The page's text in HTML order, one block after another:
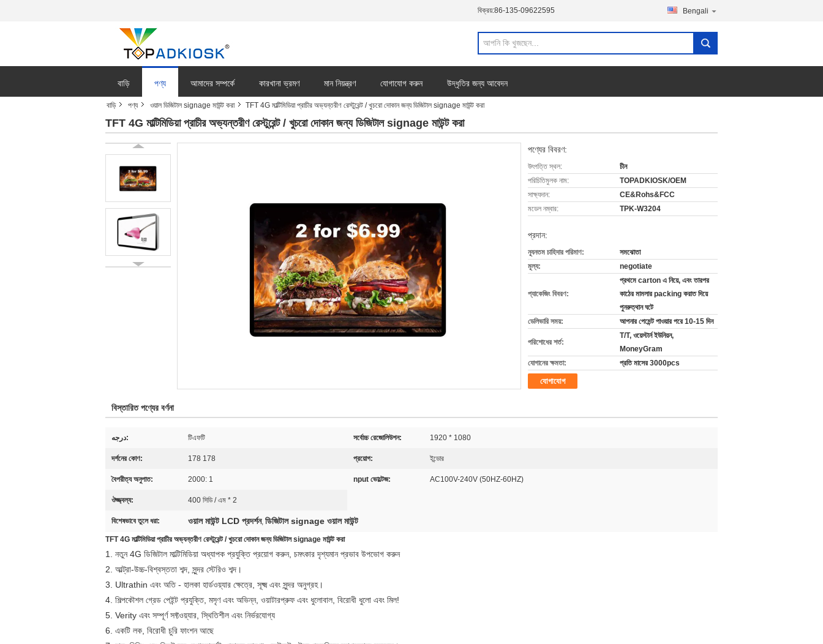
বিক্রয়:86-135-09622595 Bengali
বাড়ি পণ্য আমাদের সম্পর্কে কারখানা ভ্রমণ মান নিয়ন্ত্রণ যোগাযোগ করুন উদ্ধৃতির জন্য আবেদন
বাড়ি পণ্য ওয়াল ডিজিটাল signage মাউন্ট করা TFT 4G মাল্টিমিডিয়া প্রাচীর অভ্যন্তরীণ রেস্টুরেন্ট / খুচরো দোকান জন্য ডিজিটাল signage মাউন্ট করা
TFT 4G মাল্টিমিডিয়া প্রাচীর অভ্যন্তরীণ রেস্টুরেন্ট / খুচরো দোকান জন্য ডিজিটাল signage মাউন্ট করা
পণ্যের বিবরণ:
উৎপত্তি স্থল:
চীন
পরিচিতিমুলক নাম:
TOPADKIOSK/OEM
সাক্ষ্যদান:
CE&Rohs&FCC
মডেল নম্বার:
TPK-W3204
প্রদান:
ন্যূনতম চাহিদার পরিমাণ:
সমঝোতা
মূল্য:
negotiate
প্যাকেজিং বিবরণ:
প্রথমে carton এ নিয়ে, এবং তারপর
কাঠের মামলার packing করাত দিয়ে
পুনরুত্থান ঘটে
ডেলিভারি সময়:
আপনার পেমেন্ট পাওয়ার পরে 10-15 দিন
পরিশোধের শর্ত:
T/T, ওয়েস্টার্ন ইউনিয়ন,
MoneyGram
যোগানের ক্ষমতা:
প্রতি মাসের 3000pcs
যোগাযোগ
বিস্তারিত পণ্যের বর্ণনা
درجه: টিএফটি সর্বোচ্চ রেজোলিউশন: 1920 * 1080
দর্শনের কোণ: 178 178 প্রয়োগ: ইন্ডোর
বৈপরীত্য অনুপাত: 2000: 1 nput ভোল্টেজ: AC100V-240V (50HZ-60HZ)
ঔজ্জ্বল্য: 400 সিডি / এম * 2
বিশেষভাবে তুলে ধরা: ওয়াল মাউন্ট LCD প্রদর্শন, ডিজিটাল signage ওয়াল মাউন্ট
TFT 4G মাল্টিমিডিয়া প্রাচীর অভ্যন্তরীণ রেস্টুরেন্ট / খুচরো দোকান জন্য ডিজিটাল signage মাউন্ট করা
1. নতুন 4G ডিজিটাল মাল্টিমিডিয়া অধ্যাপক প্রযুক্তি প্রয়োগ করুন, চমৎকার দৃশ্যমান প্রভাব উপভোগ করুন
2. আল্ট্রা-উচ্চ-বিশ্বস্ততা শব্দ, সুন্দর স্টেরিও শব্দ।
3. Ultrathin এবং অতি - হালকা হার্ডওয়্যার ক্ষেত্রে, সূক্ষ্ম এবং সুন্দর অনুগ্রহ।
4. শিল্পকৌশল গ্রেড পেইন্ট প্রযুক্তি, মসৃণ এবং অভিন্ন, ওয়াটারপ্রুফ এবং ধুলোবাল, বিরোধী ধুলো এবং মিল!
5. Verity এবং সম্পূর্ণ সফ্টওয়্যার, স্থিতিশীল এবং নির্ভরযোগ্য
6. একটি লক, বিরোধী চুরি ফাংশন আছে